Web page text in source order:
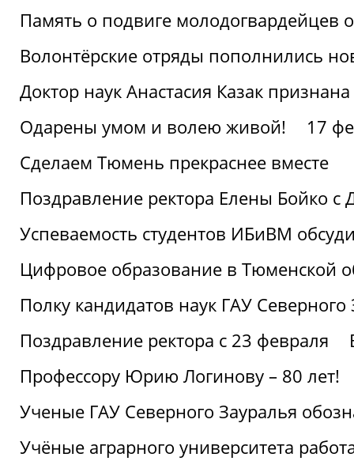
Память о подвиге молодогвардейцев
Волонтёрские отряды пополнились
Доктор наук Анастасия Казак
Одарены умом и волею живой!
17
Сделаем Тюмень прекраснее вместе
Поздравление ректора Елены Бойко с
Успеваемость студентов ИБиВМ
Цифровое образование в Тюменской
Полку кандидатов наук ГАУ
Поздравление ректора с 23 февраля
Профессору Юрию Логинову – 80 лет!
Ученые ГАУ Северного Зауралья
Учёные аграрного университета